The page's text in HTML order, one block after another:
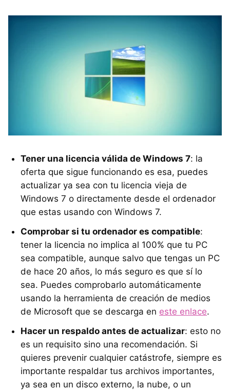
Tener una licencia válida de Windows 7: la
oferta que sigue funcionando es esa, puedes
actualizar ya sea con tu licencia vieja de
Windows 7 o directamente desde el ordenador
que estas usando con Windows 7.
Comprobar si tu ordenador es compatible:
tener la licencia no implica al 100% que tu PC
sea compatible, aunque salvo que tengas un PC
de hace 20 años, lo más seguro es que sí lo
sea. Puedes comprobarlo automáticamente
usando la herramienta de creación de medios
de Microsoft que se descarga en este enlace.
Hacer un respaldo antes de actualizar: esto no
es un requisito sino una recomendación. Si
quieres prevenir cualquier catástrofe, siempre es
importante respaldar tus archivos importantes,
ya sea en un disco externo, la nube, o un